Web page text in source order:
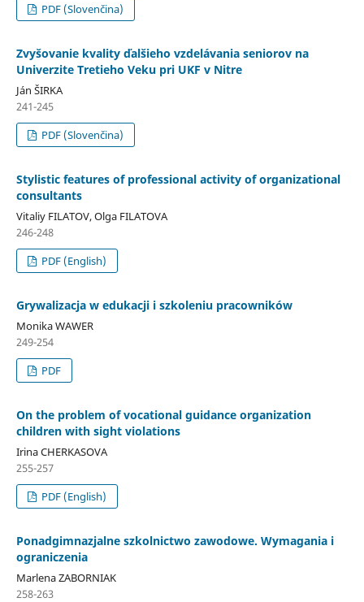
PDF (Slovenčina)
Zvyšovanie kvality ďalšieho vzdelávania seniorov na
Univerzite Tretieho Veku pri UKF v Nitre
Ján ŠIRKA
241-245
PDF (Slovenčina)
Stylistic features of professional activity of organizational
consultants
Vitaliy FILATOV, Olga FILATOVA
246-248
PDF (English)
Grywalizacja w edukacji i szkoleniu pracowników
Monika WAWER
249-254
PDF
On the problem of vocational guidance organization
children with sight violations
Irina CHERKASOVA
255-257
PDF (English)
Ponadgimnazjalne szkolnictwo zawodowe. Wymagania i
ograniczenia
Marlena ZABORNIAK
258-263